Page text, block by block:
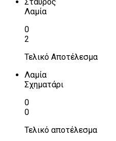
Λαμία
0
2
Τελικό Αποτέλεσμα
Λαμία
Σχηματάρι
0
0
Τελικό αποτέλεσμα